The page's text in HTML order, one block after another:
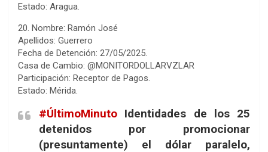
Estado: Aragua.
20. Nombre: Ramón José
Apellidos: Guerrero
Fecha de Detención: 27/05/2025.
Casa de Cambio: @MONITORDOLLARVZLAR
Participación: Receptor de Pagos.
Estado: Mérida.
#ÚltimoMinuto Identidades de los 25
detenidos por promocionar
(presuntamente) el dólar paralelo,